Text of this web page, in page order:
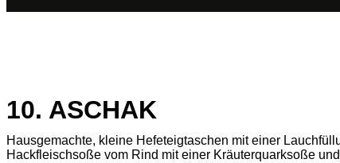
10. ASCHAK
Hausgemachte, kleine Hefeteigtaschen mit einer
Hackfleischsoße vom Rind mit einer Kräuterquarksoße